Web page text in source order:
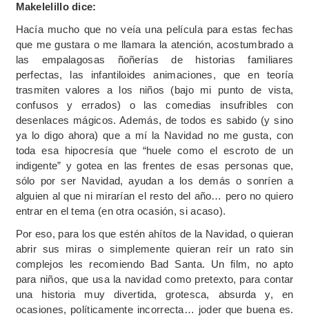
Makelelillo dice:
Hacía mucho que no veía una película para estas fechas
que me gustara o me llamara la atención, acostumbrado a
las empalagosas ñoñerías de historias familiares
perfectas, las infantiloides animaciones, que en teoría
trasmiten valores a los niños (bajo mi punto de vista,
confusos y errados) o las comedias insufribles con
desenlaces mágicos. Además, de todos es sabido (y sino
ya lo digo ahora) que a mí la Navidad no me gusta, con
toda esa hipocresía que “huele como el escroto de un
indigente” y gotea en las frentes de esas personas que,
sólo por ser Navidad, ayudan a los demás o sonríen a
alguien al que ni mirarían el resto del año… pero no quiero
entrar en el tema (en otra ocasión, si acaso).
Por eso, para los que estén ahítos de la Navidad, o quieran
abrir sus miras o simplemente quieran reír un rato sin
complejos les recomiendo Bad Santa. Un film, no apto
para niños, que usa la navidad como pretexto, para contar
una historia muy divertida, grotesca, absurda y, en
ocasiones, políticamente incorrecta… joder que buena es.